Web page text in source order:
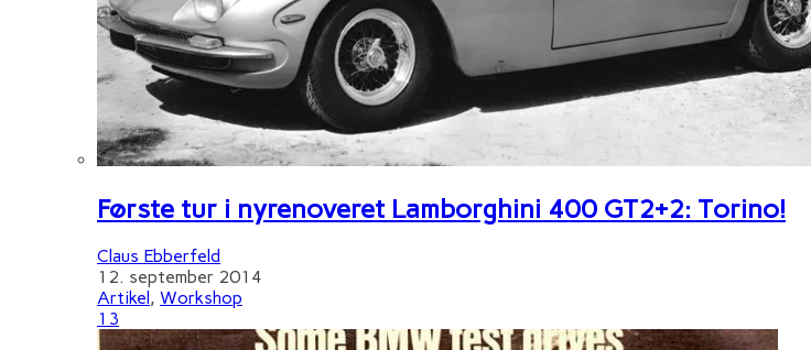
Første tur i nyrenoveret Lamborghini 400 GT2+2: Torino!
Claus Ebberfeld
12. september 2014
Artikel , Workshop
13